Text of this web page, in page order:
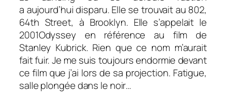
a aujourd’hui disparu. Elle se trouvait au 802,
64th Street, à Brooklyn. Elle s’appelait le
2001Odyssey en référence au filmde
Stanley Kubrick. Rien que ce nom m’aurait
fait fuir. Je me suis toujours endormie devant
ce film que j’ai lors de sa projection. Fatigue,
salle plongée dans le noir…